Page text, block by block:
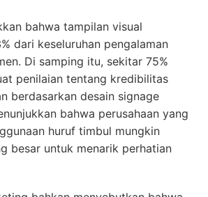
bahwa tampilan visual
dari keseluruhan pengalaman
Di samping itu, sekitar 75%
penilaian tentang kredibilitas
berdasarkan desain signage
bahwa perusahaan yang
huruf timbul mungkin
besar untuk menarik perhatian